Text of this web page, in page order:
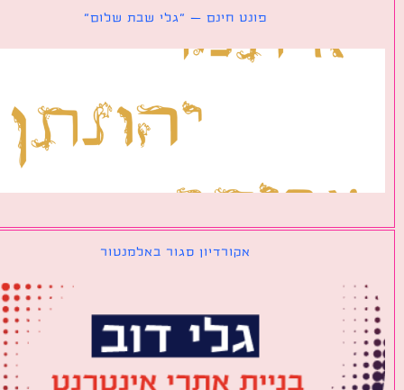
פונט חינם – ״גלי שבת שלום״
אקורדיון סגור באלמנטור